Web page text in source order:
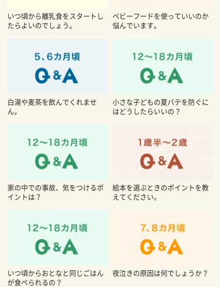
いつ頃から離乳食をスタートし
たらよいのでしょう。
ベビーフードを使っていいのか
悩んでいます。
白湯や麦茶を飲んでくれませ
ん。
小さな子どもの夏バテを防ぐに
はどうしたらいいの？
家の中での事故、気をつけるポ
イントは？
絵本を選ぶときのポイントを教
えてください。
いつ頃からおとなと同じごはん
が食べられるの？
夜泣きの原因は何でしょうか？